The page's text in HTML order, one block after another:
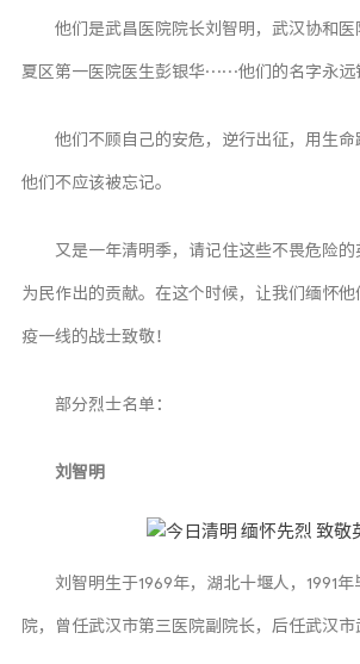
他们是武昌医院院长刘智明，武汉协和
夏区第一医院医生彭银华……他们的名字永远
他们不顾自己的安危，逆行出征，用生命
他们不应该被忘记。
又是一年清明季，请记住这些不畏危险
为民作出的贡献。在这个时候，让我们缅怀
疫一线的战士致敬！
部分烈士名单：
刘智明
刘智明生于1969年，湖北十堰人，1991
院，曾任武汉市第三医院副院长，后任武汉市